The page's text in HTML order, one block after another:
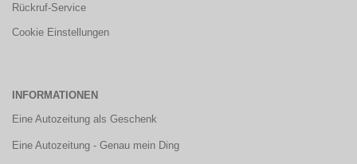
Rückruf-Service
Cookie Einstellungen
INFORMATIONEN
Eine Autozeitung als Geschenk
Eine Autozeitung - Genau mein Ding